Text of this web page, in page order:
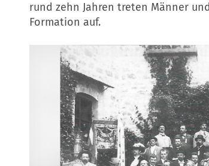
rund zehn Jahren treten Männer
Formation auf.